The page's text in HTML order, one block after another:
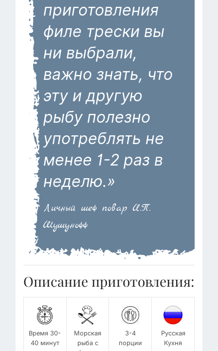
приготовления
филе трески вы
ни выбрали,
важно знать, что
эту и другую
рыбу полезно
употреблять не
менее 1-2 раз в
неделю.»
Личный шеф повар И.П.
Шушунофф
Описание приготовления:
Время 30-
40 минут
Морская
рыба с
3-4
порции
Русская
Кухня